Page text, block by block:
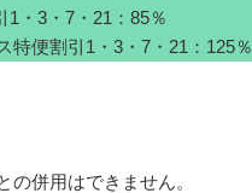
1・3・7・21：85％
特便割引1・3・7・21：125％
の併用はできません。